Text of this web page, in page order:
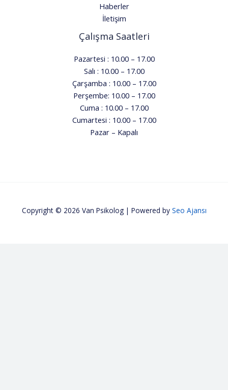
Haberler
İletişim
Çalışma Saatleri
Pazartesi : 10.00 – 17.00
Salı : 10.00 – 17.00
Çarşamba : 10.00 – 17.00
Perşembe: 10.00 – 17.00
Cuma : 10.00 – 17.00
Cumartesi : 10.00 – 17.00
Pazar – Kapalı
Copyright © 2026 Van Psikolog | Powered by Seo Ajansı